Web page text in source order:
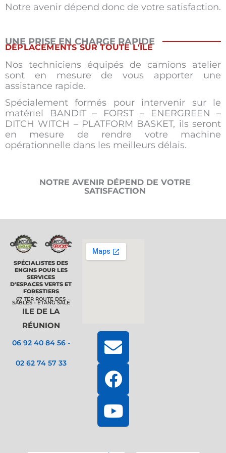
Notre avenir dépend donc de votre satisfaction.
UNE PRISE EN CHARGE RAPIDE
DÉPLACEMENTS SUR TOUTE L'ÎLE
Nos techniciens équipés de camions atelier
sont en mesure de vous apporter une
assistance rapide.
Spécialement formés pour intervenir sur le
matériel BANDIT – FORST – ENERGREEN –
DITCH WITCH – PLATFORM BASKET, ils seront
en mesure de rendre votre machine
opérationnelle dans les meilleurs délais.
NOTRE AVENIR DÉPEND DE VOTRE
SATISFACTION
SPÉCIALISTES DES
ENGINS POUR LES
SERVICES
D'ESPACES VERTS ET
FORESTIERS
67 TER ROUTE DES
SABLES - ETANG SALÉ
ILE DE LA
RÉUNION
06 92 40 84 56 -
02 62 74 57 33
E
n
v
e
l
o
F
a
c
e
b
o
Y
o
u
t
u
b